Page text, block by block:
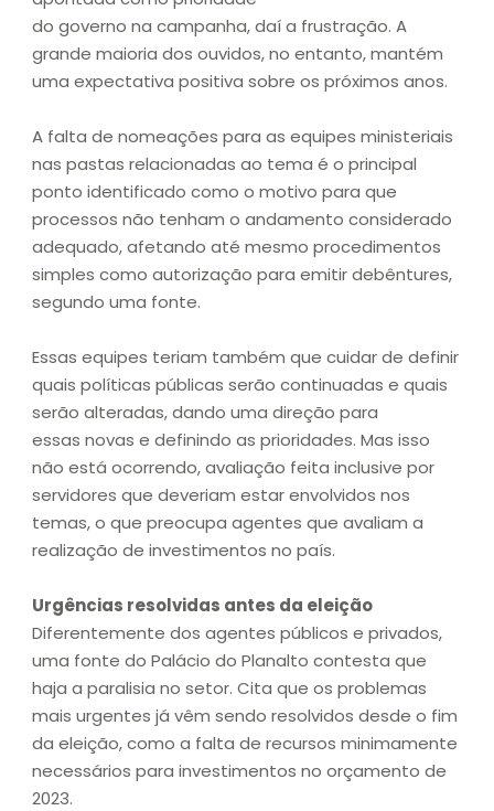
do governo na campanha, daí a frustração. A
grande maioria dos ouvidos, no entanto, mantém
uma expectativa positiva sobre os próximos anos.
A falta de nomeações para as equipes ministeriais
nas pastas relacionadas ao tema é o principal
ponto identificado como o motivo para que
processos não tenham o andamento considerado
adequado, afetando até mesmo procedimentos
simples como autorização para emitir debêntures,
segundo uma fonte.
Essas equipes teriam também que cuidar de definir
quais políticas públicas serão continuadas e quais
serão alteradas, dando uma direção para
essas novas e definindo as prioridades. Mas isso
não está ocorrendo, avaliação feita inclusive por
servidores que deveriam estar envolvidos nos
temas, o que preocupa agentes que avaliam a
realização de investimentos no país.
Urgências resolvidas antes da eleição
Diferentemente dos agentes públicos e privados,
uma fonte do Palácio do Planalto contesta que
haja a paralisia no setor. Cita que os problemas
mais urgentes já vêm sendo resolvidos desde o fim
da eleição, como a falta de recursos minimamente
necessários para investimentos no orçamento de
2023.